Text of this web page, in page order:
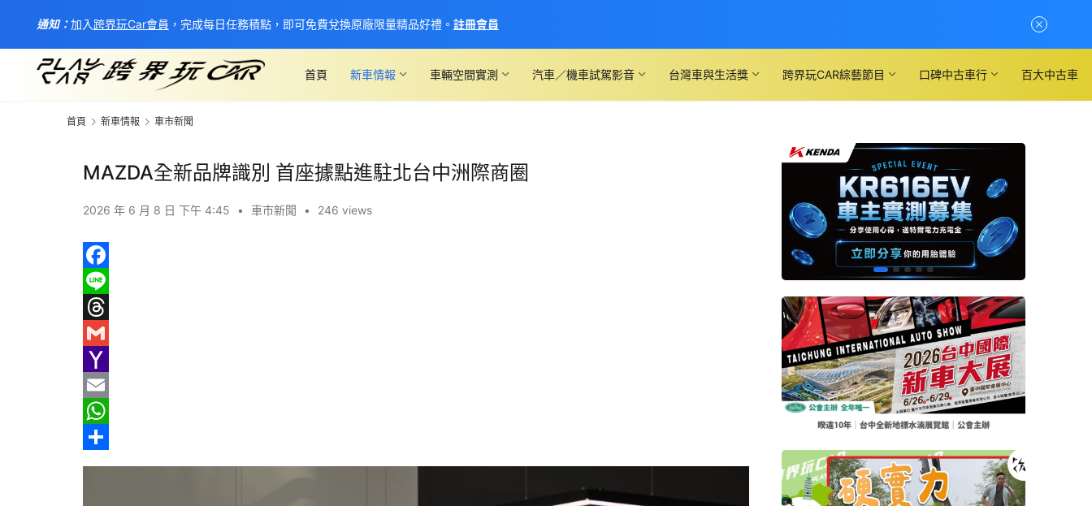
首頁 新車情報 車輛空間實測 汽車／機車試駕影音 台灣車與生活獎 跨界玩CAR綜藝節目 口碑中古車行 百大中古車
首頁 新車情報 車市新聞
MAZDA全新品牌識別 首座據點進駐北台中洲際商圈
2026 年 6 月 8 日 下午 4:45 • 車市新聞 • 246 views
F
a
c
b
o
o
k
L
e
T
r
e
a
d
G
m
a
l
Y
a
h
o
E
m
a
W
h
分
通知：加入 跨界玩Car會員 ，完成每日任務積點，即可免費兌換原廠限量精品好禮。 註冊會員